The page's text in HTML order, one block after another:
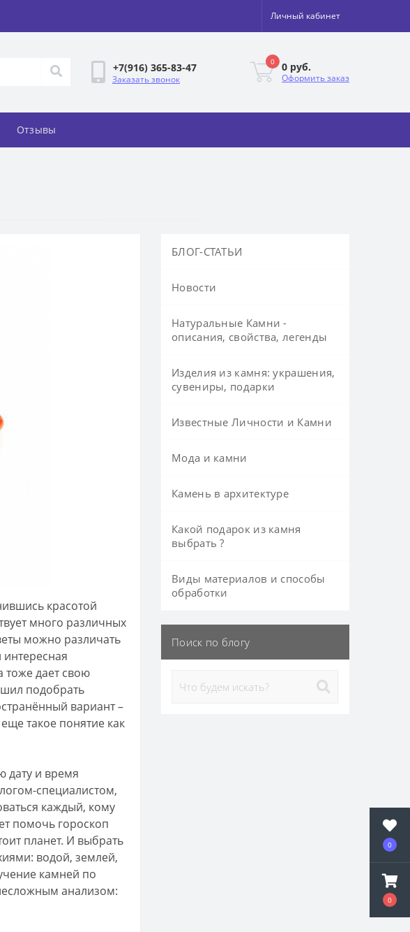
0
0
Личный кабинет
+7(916) 365-83-47
Заказать звонок
0 0 руб.
Оформить заказ
Отзывы
красотой
много различных
можно различать
тоже дает свою
подобрать
вариант –
такое понятие как
дату и время
специалистом,
каждый, кому
помочь гороскоп
планет. И выбрать
водой, землей,
камней по
анализом:
БЛОГ-СТАТЬИ
Новости
Натуральные Камни -
описания, свойства, легенды
Изделия из камня: украшения,
сувениры, подарки
Известные Личности и Камни
Мода и камни
Камень в архитектуре
Какой подарок из камня
выбрать ?
Виды материалов и способы
обработки
Поиск по блогу